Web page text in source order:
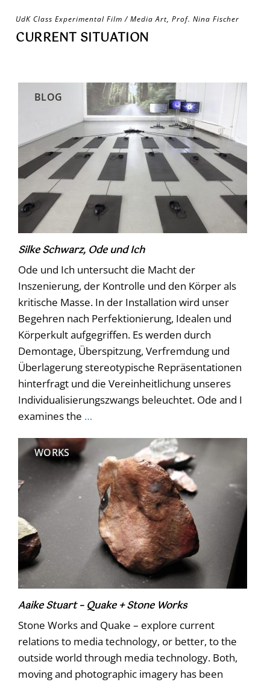
UdK Class Experimental Film / Media Art, Prof. Nina Fischer
CURRENT SITUATION
BLOG
Silke Schwarz, Ode und Ich
Ode und Ich untersucht die Macht der
Inszenierung, der Kontrolle und den Körper als
kritische Masse. In der Installation wird unser
Begehren nach Perfektionierung, Idealen und
Körperkult aufgegriffen. Es werden durch
Demontage, Überspitzung, Verfremdung und
Überlagerung stereotypische Repräsentationen
hinterfragt und die Vereinheitlichung unseres
Individualisierungszwangs beleuchtet. Ode and I
examines the …
WORKS
Aaike Stuart – Quake + Stone Works
Stone Works and Quake – explore current
relations to media technology, or better, to the
outside world through media technology. Both,
moving and photographic imagery has been